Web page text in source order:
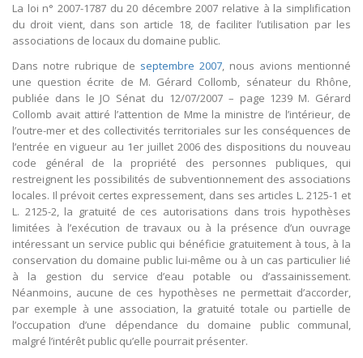
La loi n° 2007-1787 du 20 décembre 2007 relative à la simplification
du droit vient, dans son article 18, de faciliter l’utilisation par les
associations de locaux du domaine public.
Dans notre rubrique de septembre 2007, nous avions mentionné
une question écrite de M. Gérard Collomb, sénateur du Rhône,
publiée dans le JO Sénat du 12/07/2007 – page 1239 M. Gérard
Collomb avait attiré l’attention de Mme la ministre de l’intérieur, de
l’outre-mer et des collectivités territoriales sur les conséquences de
l’entrée en vigueur au 1er juillet 2006 des dispositions du nouveau
code général de la propriété des personnes publiques, qui
restreignent les possibilités de subventionnement des associations
locales. Il prévoit certes expressement, dans ses articles L. 2125-1 et
L. 2125-2, la gratuité de ces autorisations dans trois hypothèses
limitées à l’exécution de travaux ou à la présence d’un ouvrage
intéressant un service public qui bénéficie gratuitement à tous, à la
conservation du domaine public lui-même ou à un cas particulier lié
à la gestion du service d’eau potable ou d’assainissement.
Néanmoins, aucune de ces hypothèses ne permettait d’accorder,
par exemple à une association, la gratuité totale ou partielle de
l’occupation d’une dépendance du domaine public communal,
malgré l’intérêt public qu’elle pourrait présenter.